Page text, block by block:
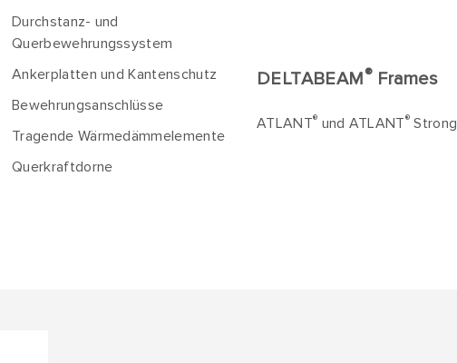
Durchstanz- und
Querbewehrungssystem
Ankerplatten und Kantenschutz
Bewehrungsanschlüsse
Tragende Wärmedämmelemente
Querkraftdorne
DELTABEAM® Frames
ATLANT® und ATLANT® Strong